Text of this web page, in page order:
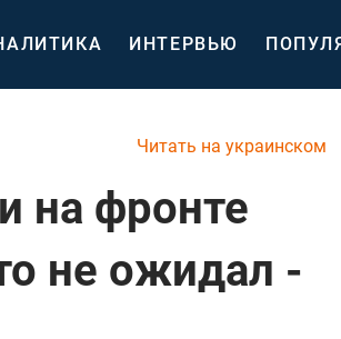
ИНТЕРВЬЮ
Читать на украинском
на фронте
не ожидал -